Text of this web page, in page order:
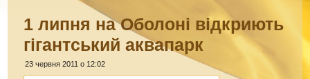
1 липня на Оболоні відкриють
гігантський аквапарк
23 червня 2011 о 12:02